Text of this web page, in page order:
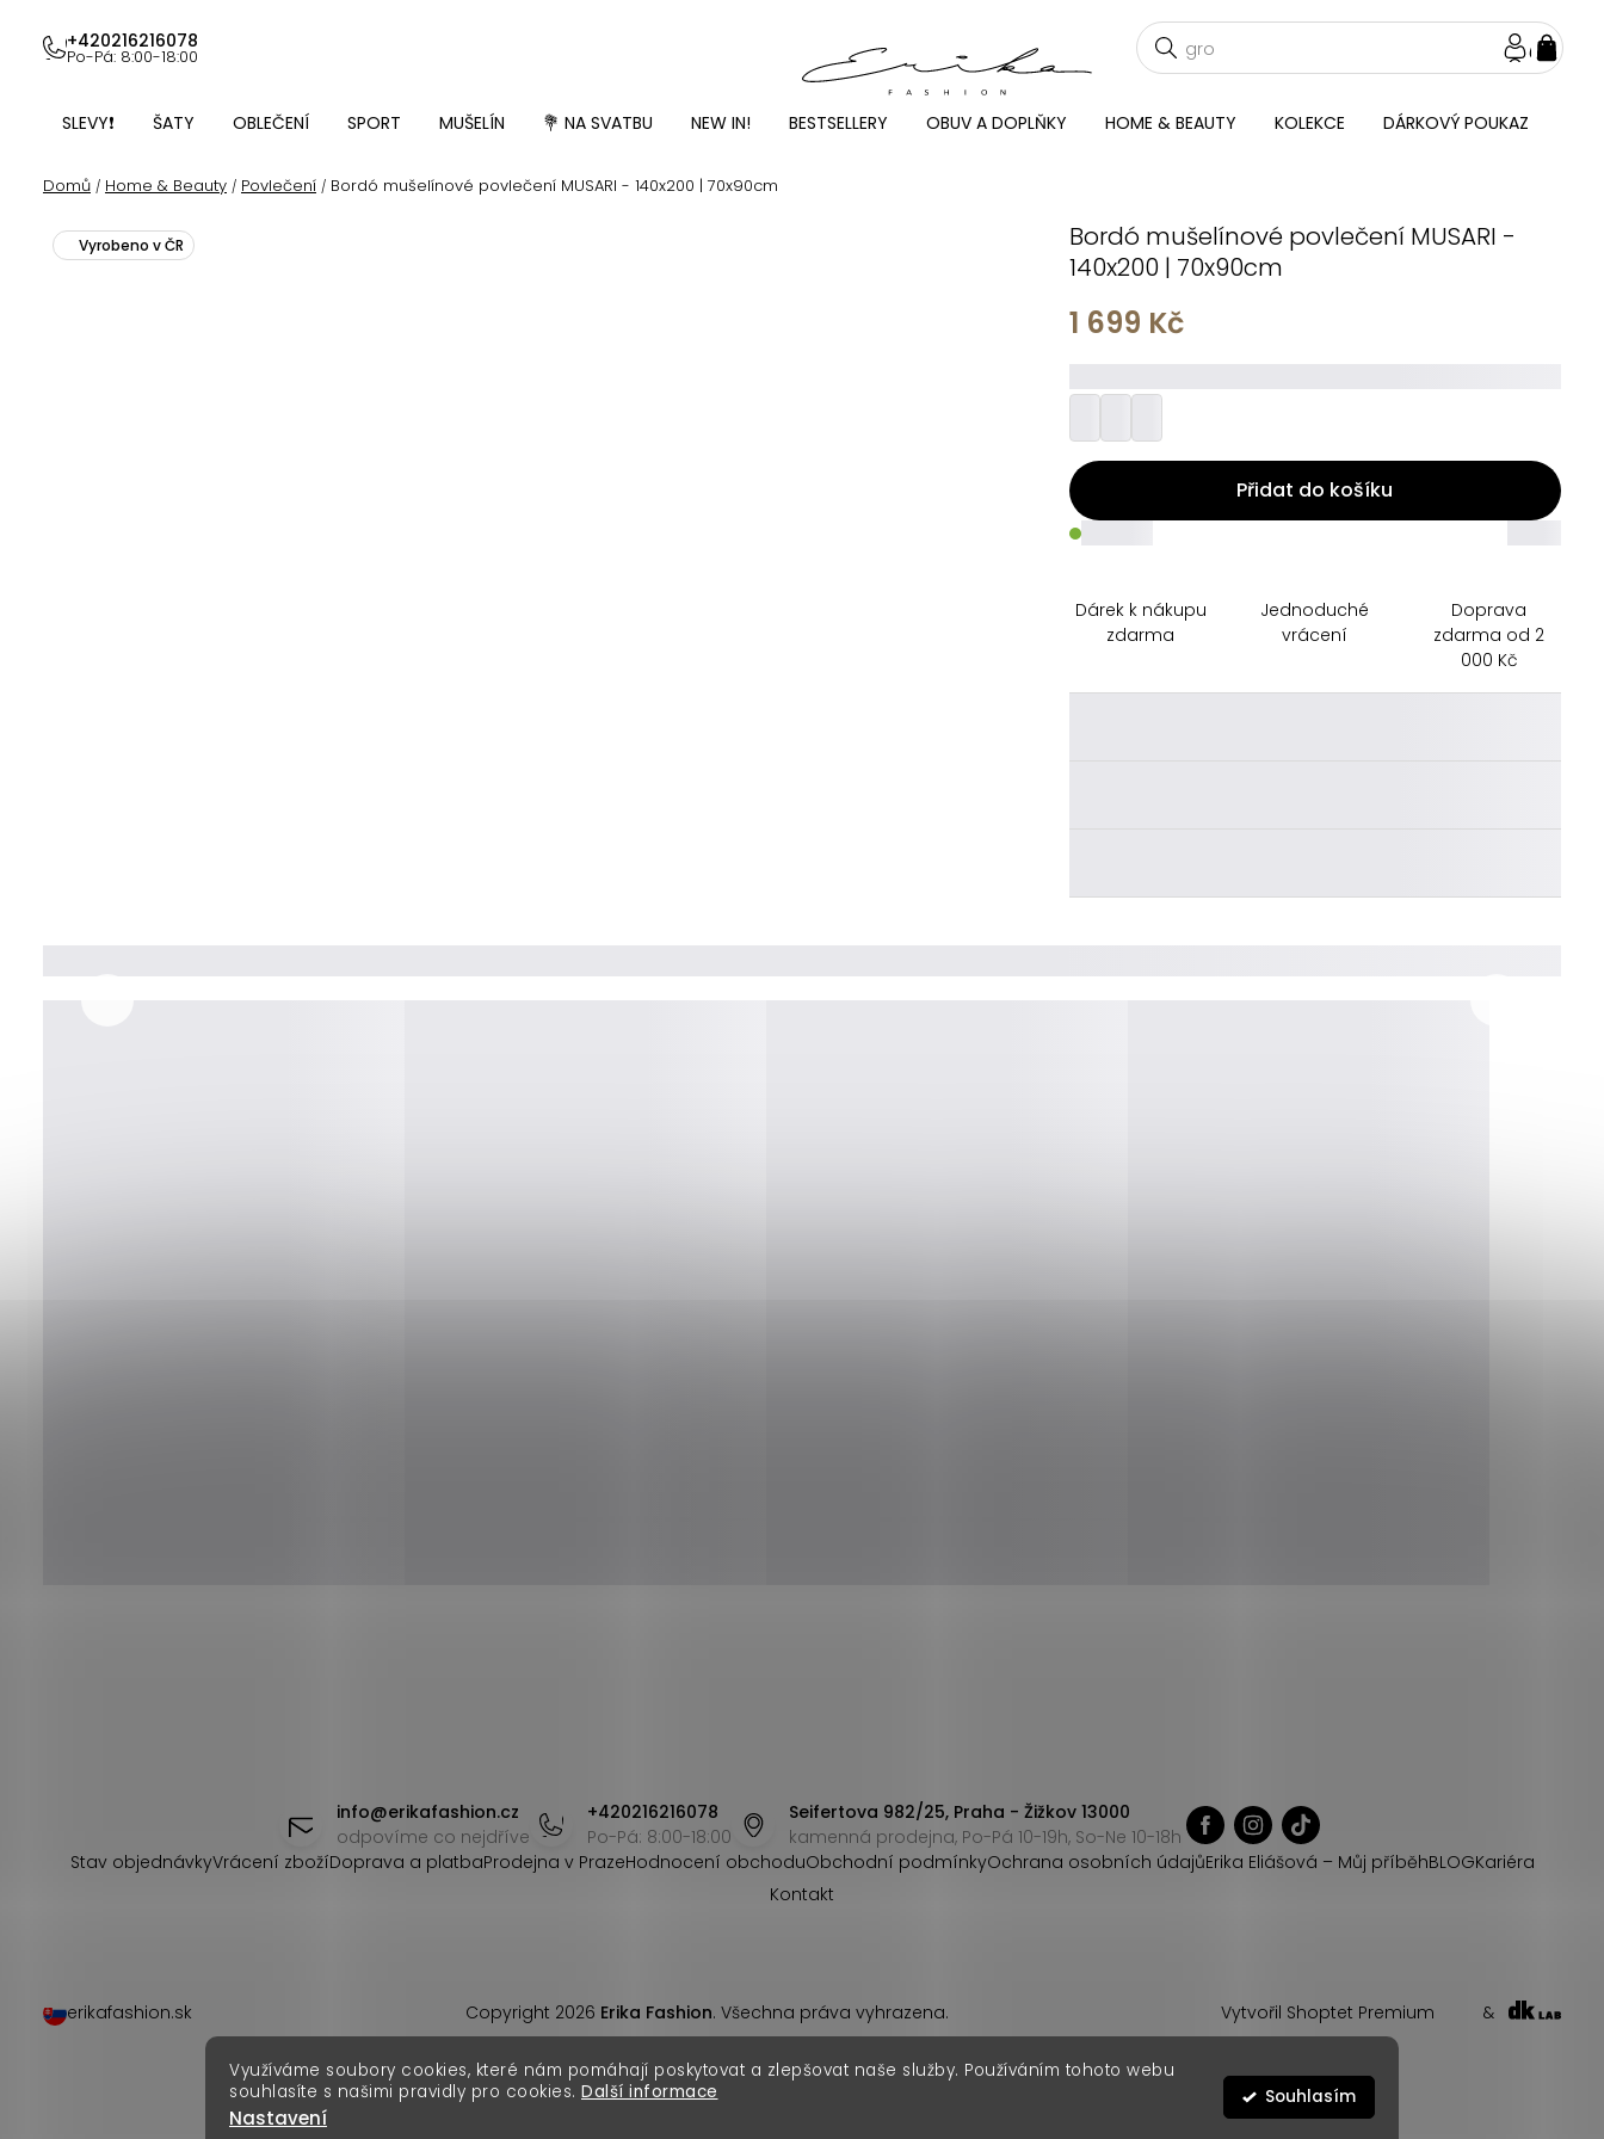
Využíváme soubory cookies, které nám pomáhají poskytovat a zlepšovat naše služby. Používáním tohoto webu
souhlasíte s našimi pravidly pro cookies. Další informace
Nastavení
Souhlasím
obsah
+420216216078
Po-Pá: 8:00-18:00
SLEVY❗ ŠATY OBLEČENÍ SPORT MUŠELÍN 💐 NA SVATBU NEW IN! BESTSELLERY OBUV A DOPLŇKY HOME & BEAUTY KOLEKCE DÁRKOVÝ POUKAZ
Domů / Home & Beauty / Povlečení / Bordó mušelínové povlečení MUSARI - 140x200 | 70x90cm
Bordó mušelínové povlečení MUSARI -
140x200 | 70x90cm
Vyrobeno v ČR
1 699 Kč
Přidat do košíku
_____
Dárek k nákupu
zdarma
Jednoduché
vrácení
Doprava
zdarma od 2
000 Kč
info@erikafashion.cz
odpovíme co nejdříve
+420216216078
Po-Pá: 8:00-18:00
Seifertova 982/25, Praha - Žižkov 13000
kamenná prodejna, Po-Pá 10-19h, So-Ne 10-18h
Stav objednávkyVrácení zbožíDoprava a platbaProdejna v PrazeHodnocení obchoduObchodní podmínkyOchrana osobních údajůErika Eliášová – Můj příběhBLOGKariéra
Kontakt
Vytvořil Shoptet Premium &
Copyright 2026 Erika Fashion. Všechna práva vyhrazena.
erikafashion.sk